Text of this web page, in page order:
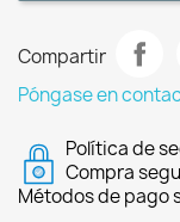
Compartir
Póngase en
Política de
Compra
Métodos de pago